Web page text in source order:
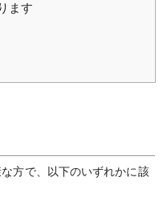
ます
方で、以下のいずれかに該